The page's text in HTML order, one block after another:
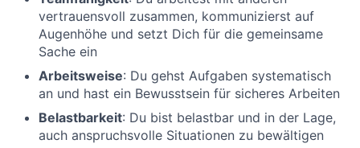
vertrauensvoll zusammen, kommunizierst auf
Augenhöhe und setzt Dich für die gemeinsame
Sache ein
Arbeitsweise: Du gehst Aufgaben systematisch
an und hast ein Bewusstsein für sicheres Arbeiten
Belastbarkeit: Du bist belastbar und in der Lage,
auch anspruchsvolle Situationen zu bewältigen